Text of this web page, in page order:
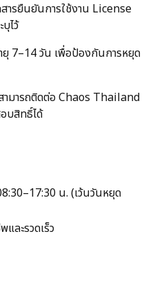
ารยืนยันการใช้งาน License
ไว้
7–14 วัน เพื่อป้องกันการหยุด
ามารถติดต่อ Chaos Thailand
บสิทธิ์ได้
น. (เว้นวันหยุด
ละรวดเร็ว